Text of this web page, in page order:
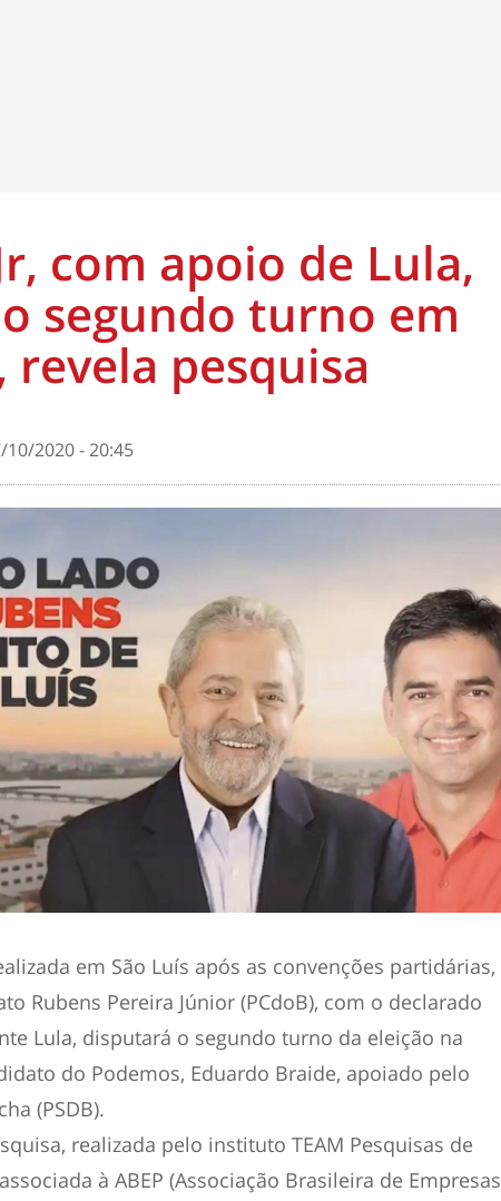
com apoio de Lula,
segundo turno em
revela pesquisa
10/2020 - 20:45
em São Luís após as convenções partidárias,
Rubens Pereira Júnior (PCdoB), com o declarado
Lula, disputará o segundo turno da eleição na
do Podemos, Eduardo Braide, apoiado pelo
(PSDB).
realizada pelo instituto TEAM Pesquisas de
à ABEP (Associação Brasileira de Empresas